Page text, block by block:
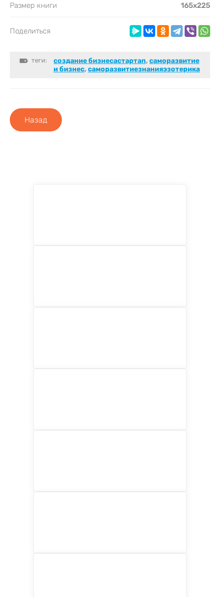
Размер книги 165х225
Поделиться
теги: создание бизнесастартап, саморазвитие
и бизнес, саморазвитиезнанияэзотерика
Назад